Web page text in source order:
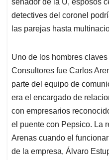
senador de la U, esposos
detectives del coronel
las parejas hasta
Uno de los hombres
Consultores fue Carlos
parte del equipo de
era el encargado de
con empresarios
el puente con Pepsico. La
Arenas cuando el
de la empresa, Álvaro